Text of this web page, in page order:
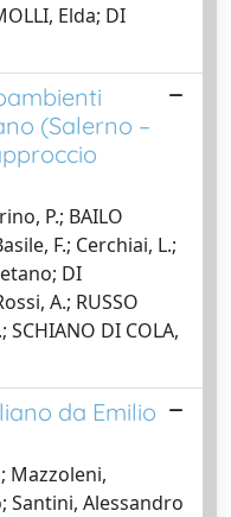
Elda; DI
(Salerno –
P.; BAILO
F.; Cerchiai, L.;
DI
A.; RUSSO
SCHIANO DI COLA,
da Emilio
Mazzoleni,
Santini, Alessandro